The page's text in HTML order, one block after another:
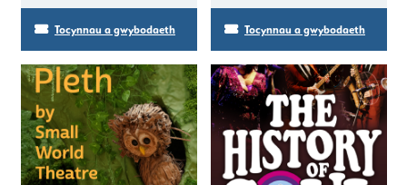
Tocynnau a gwybodaeth Tocynnau a gwybodaeth